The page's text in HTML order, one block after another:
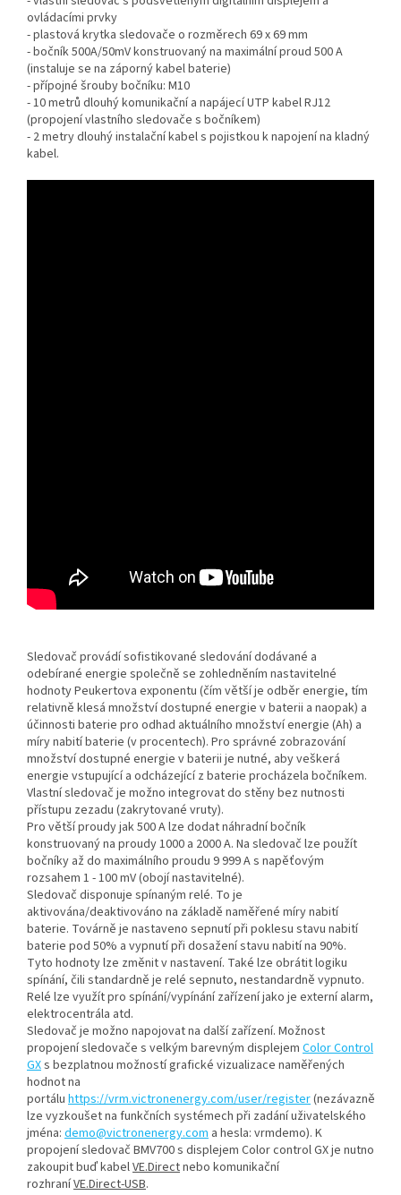
ovládacími prvky
- plastová krytka sledovače o rozměrech 69 x 69 mm
- bočník 500A/50mV konstruovaný na maximální proud 500 A
(instaluje se na záporný kabel baterie)
- přípojné šrouby bočníku: M10
- 10 metrů dlouhý komunikační a napájecí UTP kabel RJ12
(propojení vlastního sledovače s bočníkem)
- 2 metry dlouhý instalační kabel s pojistkou k napojení na kladný
kabel.
Sledovač provádí sofistikované sledování dodávané a
odebírané energie společně se zohledněním nastavitelné
hodnoty Peukertova exponentu (čím větší je odběr energie, tím
relativně klesá množství dostupné energie v baterii a naopak) a
účinnosti baterie pro odhad aktuálního množství energie (Ah) a
míry nabití baterie (v procentech). Pro správné zobrazování
množství dostupné energie v baterii je nutné, aby veškerá
energie vstupující a odcházející z baterie procházela bočníkem.
Vlastní sledovač je možno integrovat do stěny bez nutnosti
přístupu zezadu (zakrytované vruty).
Pro větší proudy jak 500 A lze dodat náhradní bočník
konstruovaný na proudy 1000 a 2000 A. Na sledovač lze použít
bočníky až do maximálního proudu 9 999 A s napěťovým
rozsahem 1 - 100 mV (obojí nastavitelné).
Sledovač disponuje spínaným relé. To je
aktivována/deaktivováno na základě naměřené míry nabití
baterie. Továrně je nastaveno sepnutí při poklesu stavu nabití
baterie pod 50% a vypnutí při dosažení stavu nabití na 90%.
Tyto hodnoty lze změnit v nastavení. Také lze obrátit logiku
spínání, čili standardně je relé sepnuto, nestandardně vypnuto.
Relé lze využít pro spínání/vypínání zařízení jako je externí alarm,
elektrocentrála atd.
Sledovač je možno napojovat na další zařízení. Možnost
propojení sledovače s velkým barevným displejem Color Control
GXs bezplatnou možností grafické vizualizace naměřených
hodnot na
portálu https://vrm.victronenergy.com/user/register(nezávazně
lze vyzkoušet na funkčních systémech při zadání uživatelského
jména: demo@victronenergy.com a hesla: vrmdemo). K
propojení sledovač BMV700 s displejem Color control GX je nutno
zakoupit buď kabelVE.Directnebo komunikační
rozhraníVE.Direct-USB.